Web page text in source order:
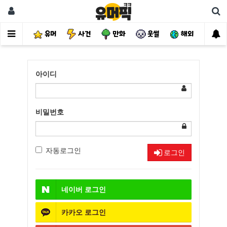
유머 사건 만화 웃썰 해외 핫
아이디
비밀번호
자동로그인 로그인
네이버 로그인
카카오 로그인